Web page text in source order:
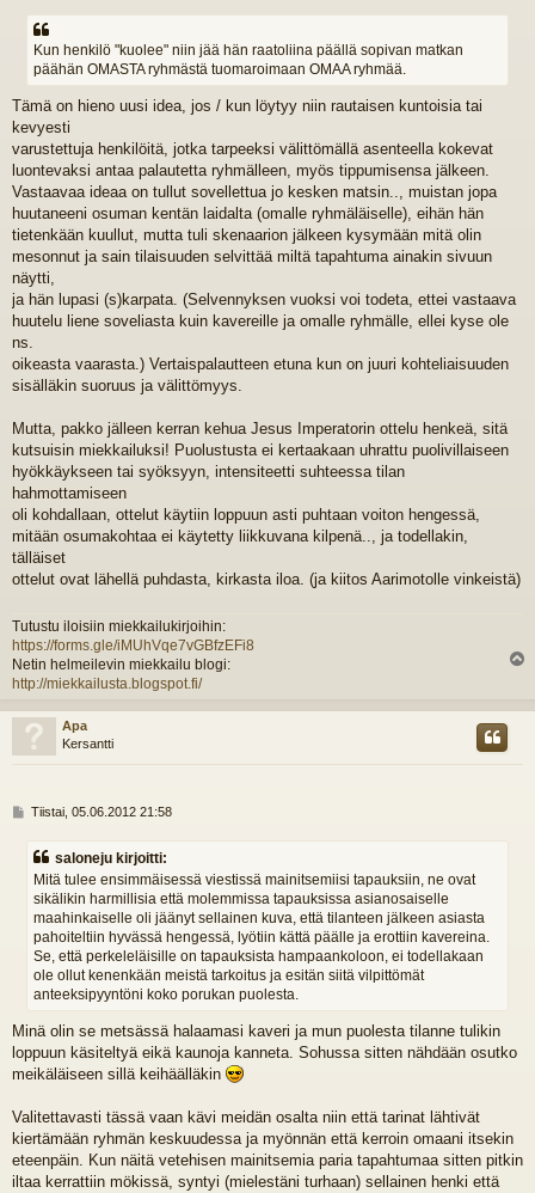
e
Kun henkilö "kuolee" niin jää hän raatoliina päällä sopivan matkan
päähän OMASTA ryhmästä tuomaroimaan OMAA ryhmää.
Tämä on hieno uusi idea, jos / kun löytyy niin rautaisen kuntoisia tai
kevyesti
varustettuja henkilöitä, jotka tarpeeksi välittömällä asenteella kokevat
luontevaksi antaa palautetta ryhmälleen, myös tippumisensa jälkeen.
Vastaavaa ideaa on tullut sovellettua jo kesken matsin.., muistan jopa
huutaneeni osuman kentän laidalta (omalle ryhmäläiselle), eihän hän
tietenkään kuullut, mutta tuli skenaarion jälkeen kysymään mitä olin
mesonnut ja sain tilaisuuden selvittää miltä tapahtuma ainakin sivuun
näytti,
ja hän lupasi (s)karpata. (Selvennyksen vuoksi voi todeta, ettei vastaava
huutelu liene soveliasta kuin kavereille ja omalle ryhmälle, ellei kyse ole
ns.
oikeasta vaarasta.) Vertaispalautteen etuna kun on juuri kohteliaisuuden
sisälläkin suoruus ja välittömyys.
Mutta, pakko jälleen kerran kehua Jesus Imperatorin ottelu henkeä, sitä
kutsuisin miekkailuksi! Puolustusta ei kertaakaan uhrattu puolivillaiseen
hyökkäykseen tai syöksyyn, intensiteetti suhteessa tilan
hahmottamiseen
oli kohdallaan, ottelut käytiin loppuun asti puhtaan voiton hengessä,
mitään osumakohtaa ei käytetty liikkuvana kilpenä.., ja todellakin,
tälläiset
ottelut ovat lähellä puhdasta, kirkasta iloa. (ja kiitos Aarimotolle vinkeistä)
Tutustu iloisiin miekkailukirjoihin:
https://forms.gle/iMUhVqe7vGBfzEFi8
Netin helmeilevin miekkailu blogi:
http://miekkailusta.blogspot.fi/
s
Apa
Kersantti
V
e
Tiistai, 05.06.2012 21:58
saloneju kirjoitti:
Mitä tulee ensimmäisessä viestissä mainitsemiisi tapauksiin, ne ovat
sikälikin harmillisia että molemmissa tapauksissa asianosaiselle
maahinkaiselle oli jäänyt sellainen kuva, että tilanteen jälkeen asiasta
pahoiteltiin hyvässä hengessä, lyötiin kättä päälle ja erottiin kavereina.
Se, että perkeleläisille on tapauksista hampaankoloon, ei todellakaan
ole ollut kenenkään meistä tarkoitus ja esitän siitä vilpittömät
anteeksipyyntöni koko porukan puolesta.
Minä olin se metsässä halaamasi kaveri ja mun puolesta tilanne tulikin
loppuun käsiteltyä eikä kaunoja kanneta. Sohussa sitten nähdään osutko
meikäläiseen sillä keihäälläkin
Valitettavasti tässä vaan kävi meidän osalta niin että tarinat lähtivät
kiertämään ryhmän keskuudessa ja myönnän että kerroin omaani itsekin
eteenpäin. Kun näitä vetehisen mainitsemia paria tapahtumaa sitten pitkin
iltaa kerrattiin mökissä, syntyi (mielestäni turhaan) sellainen henki että